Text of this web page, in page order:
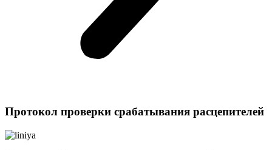
Протокол проверки срабатывания расцепителей